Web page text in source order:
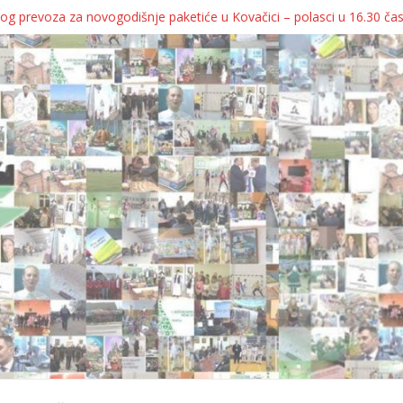
prevoza za novogodišnje paketiće u Kovačici – polasci u 16.30
KOLICA ZA 76 BEBA SA TERITORIJE OPŠTINE KOVAČICA
oborila rekord zatvorenih firmi!
telo
pa kukaju o „egzilu“